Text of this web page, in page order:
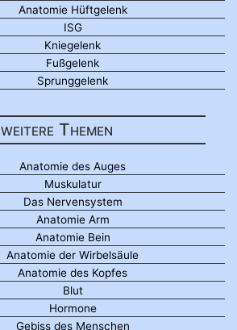
Anatomie Hüftgelenk
ISG
Kniegelenk
Fußgelenk
Sprunggelenk
weitere Themen
Anatomie des Auges
Muskulatur
Das Nervensystem
Anatomie Arm
Anatomie Bein
Anatomie der Wirbelsäule
Anatomie des Kopfes
Blut
Hormone
Gebiss des Menschen